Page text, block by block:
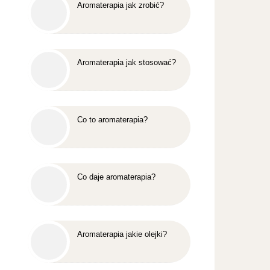
Aromaterapia jak zrobić?
Aromaterapia jak stosować?
Co to aromaterapia?
Co daje aromaterapia?
Aromaterapia jakie olejki?